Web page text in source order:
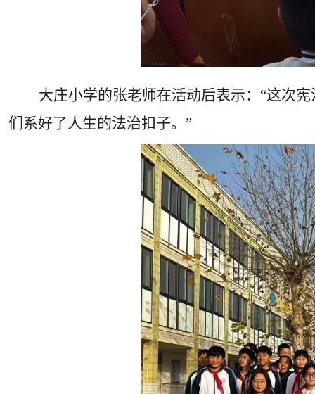
大庄小学的张老师在活动后表示：“这次
们系好了人生的法治扣子。”